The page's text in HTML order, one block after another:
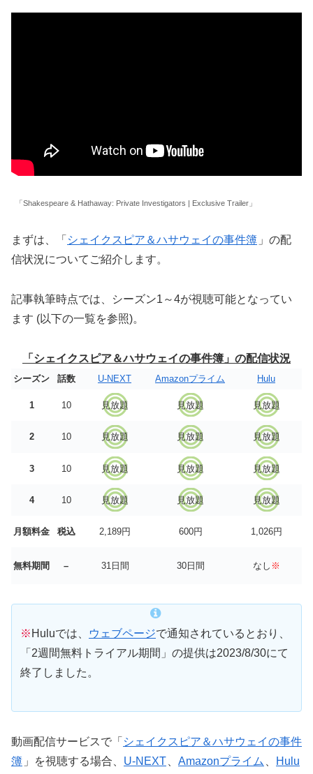
「Shakespeare & Hathaway: Private Investigators | Exclusive Trailer」
まずは、「 シェイクスピア＆ハサウェイの事件簿 」の配
信状況についてご紹介します。
記事執筆時点では、シーズン1～4が視聴可能となってい
ます (以下の一覧を参照)。
「シェイクスピア＆ハサウェイの事件簿」の配信状況
シーズン 話数 U-NEXT Amazonプライム Hulu
1 10 見放題 見放題 見放題
2 10 見放題 見放題 見放題
3 10 見放題 見放題 見放題
4 10 見放題 見放題 見放題
月額料金 税込 2,189円 600円 1,026円
無料期間 – 31日間 30日間 なし ※
※ Huluでは、 ウェブページで通知されているとおり、
「2週間無料トライアル期間」の提供は2023/8/30にて
終了しました。
動画配信サービスで「 シェイクスピア＆ハサウェイの事件
簿 」を視聴する場合、 U-NEXT Amazonプライム
Hulu